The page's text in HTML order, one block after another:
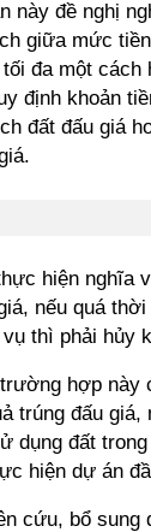
này đề nghị
giữa mức
đa một cách
định khoản
đất đấu giá
hiện nghĩa
nếu quá
thì phải hủy
hợp này
trúng đấu giá,
dụng đất
hiện dự án
cứu, bổ sung